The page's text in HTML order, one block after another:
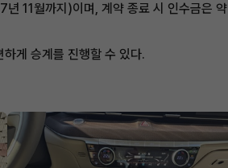
11월까지)이며, 계약 종료 시 인수금은 약
게 승계를 진행할 수 있다.